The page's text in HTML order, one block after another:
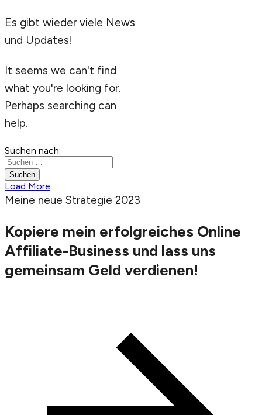
Es gibt wieder viele News
und Updates!
It seems we can't find
what you're looking for.
Perhaps searching can
help.
Suchen nach:
Load More
Meine neue Strategie 2023
Kopiere mein erfolgreiches Online
Affiliate-Business und lass uns
gemeinsam Geld verdienen!